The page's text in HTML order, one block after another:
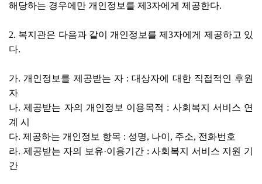
해당하는 경우에만 개인정보를 제3자에게 제공한다.
2. 복지관은 다음과 같이 개인정보를 제3자에게 제공하고 있
다.
가. 개인정보를 제공받는 자 : 대상자에 대한 직접적인 후원
자
나. 제공받는 자의 개인정보 이용목적 : 사회복지 서비스 연
계 시
다. 제공하는 개인정보 항목 : 성명, 나이, 주소, 전화번호
라. 제공받는 자의 보유·이용기간 : 사회복지 서비스 지원 기
간